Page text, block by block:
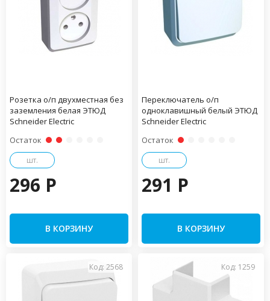
Розетка о/п двухместная без
заземления белая ЭТЮД
Schneider Electric
Остаток
шт.
296 P
В КОРЗИНУ
Переключатель о/п
одноклавишный белый ЭТЮД
Schneider Electric
Остаток
шт.
291 P
В КОРЗИНУ
Код: 2568 Код: 1259